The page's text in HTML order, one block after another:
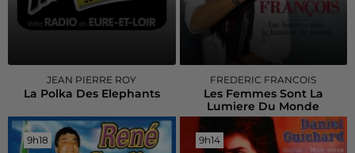
JEAN PIERRE ROY
La Polka Des Elephants
FREDERIC FRANCOIS
Les Femmes Sont La
Lumiere Du Monde
9h18
9h18 9h14
9h14